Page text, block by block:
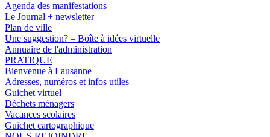
Agenda des manifestations
Le Journal + newsletter
Plan de ville
Une suggestion? – Boîte à idées virtuelle
Annuaire de l'administration
PRATIQUE
Bienvenue à Lausanne
Adresses, numéros et infos utiles
Guichet virtuel
Déchets ménagers
Vacances scolaires
Guichet cartographique